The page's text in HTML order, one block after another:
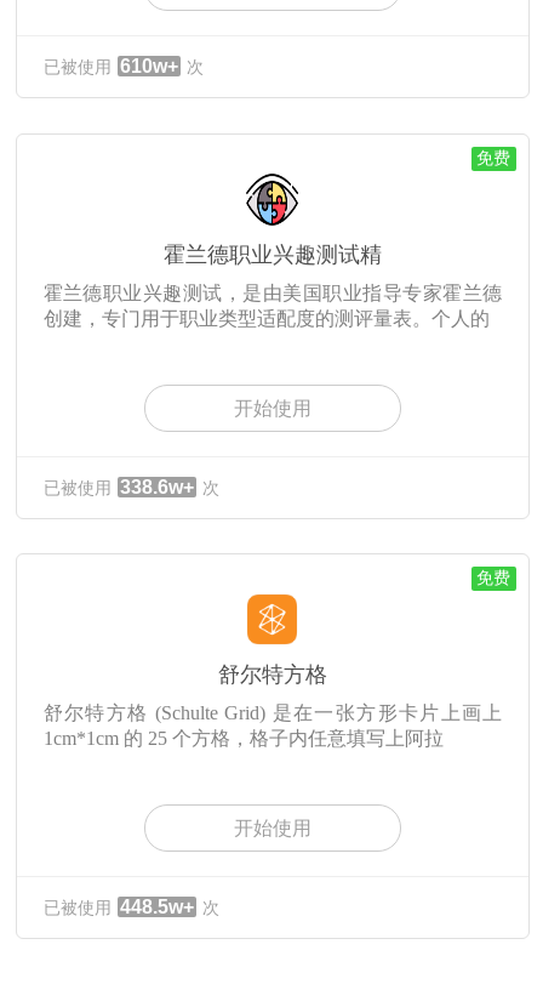
已被使用 610w+ 次
免费
霍兰德职业兴趣测试精
霍兰德职业兴趣测试，是由美国职业指导专家霍兰德
创建，专门用于职业类型适配度的测评量表。个人的
开始使用
已被使用 338.6w+ 次
免费
舒尔特方格
舒尔特方格 (Schulte Grid) 是在一张方形卡片上画上
1cm*1cm 的 25 个方格，格子内任意填写上阿拉
开始使用
已被使用 448.5w+ 次